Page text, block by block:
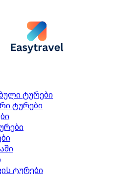
ტურები
ტურები
ტურები